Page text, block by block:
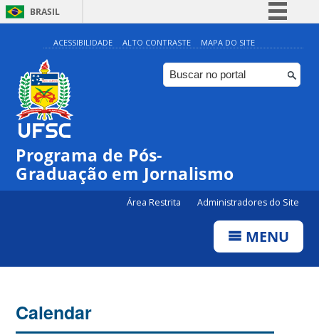
BRASIL
Simplifique!
Comunica BR
Participe
ACESSIBILIDADE ALTO CONTRASTE MAPA DO SITE
Programa de Pós-
Graduação em Jornalismo
Área Restrita Administradores do Site
MENU
Calendar
04:00